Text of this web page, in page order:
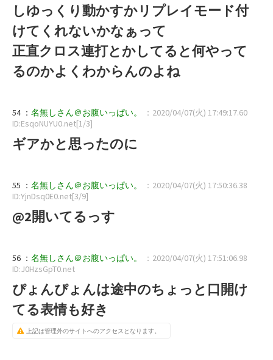
しゆっくり動かすかリプレイモード付
けてくれないかなぁって
正直クロス連打とかしてると何やって
るのかよくわからんのよね
54 ： 名無しさん＠お腹いっぱい。
：2020/04/07(火) 17:49:17.60
ID:EsqoNUYU0.net[1/3]
ギアかと思ったのに
55 ： 名無しさん＠お腹いっぱい。
：2020/04/07(火) 17:50:36.38
ID:YjnDsq0E0.net[3/9]
@2開いてるっす
56 ： 名無しさん＠お腹いっぱい。
：2020/04/07(火) 17:51:06.98
ID:J0HzsGpT0.net
ぴょんぴょんは途中のちょっと口開け
てる表情も好き
上記は管理外のサイトへのアクセスとなります。